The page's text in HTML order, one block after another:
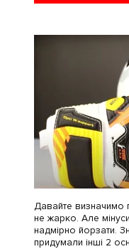
Давайте визначимо
не жарко. Але
надмірно йорзати.
придумали інші 2